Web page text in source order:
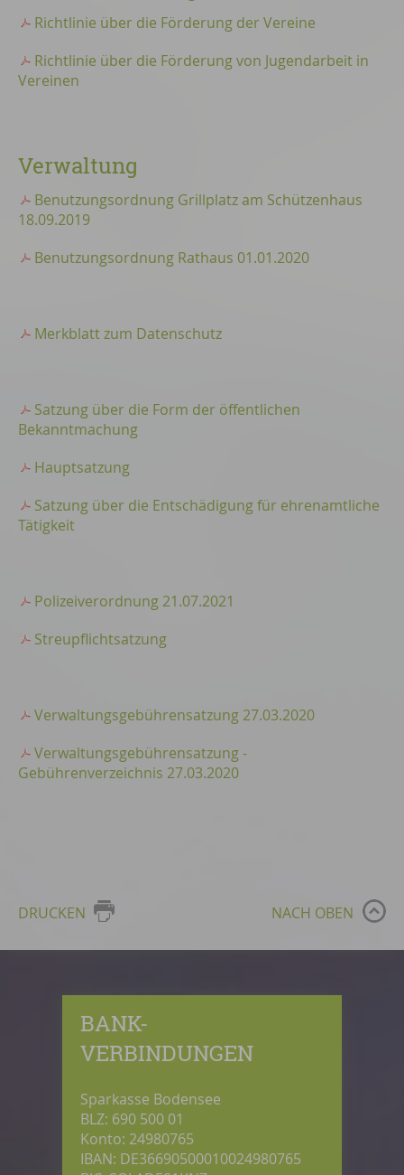
Richtlinie über die Förderung der Vereine
Richtlinie über die Förderung von Jugendarbeit in
Vereinen
Verwaltung
Benutzungsordnung Grillplatz am Schützenhaus
18.09.2019
Benutzungsordnung Rathaus 01.01.2020
Merkblatt zum Datenschutz
Satzung über die Form der öffentlichen
Bekanntmachung
Hauptsatzung
Satzung über die Entschädigung für ehrenamtliche
Tätigkeit
Polizeiverordnung 21.07.2021
Streupflichtsatzung
Verwaltungsgebührensatzung 27.03.2020
Verwaltungsgebührensatzung -
Gebührenverzeichnis 27.03.2020
DRUCKEN NACH OBEN
BANK-
VERBINDUNGEN
Sparkasse Bodensee
BLZ: 690 500 01
Konto: 24980765
IBAN: DE36690500010024980765